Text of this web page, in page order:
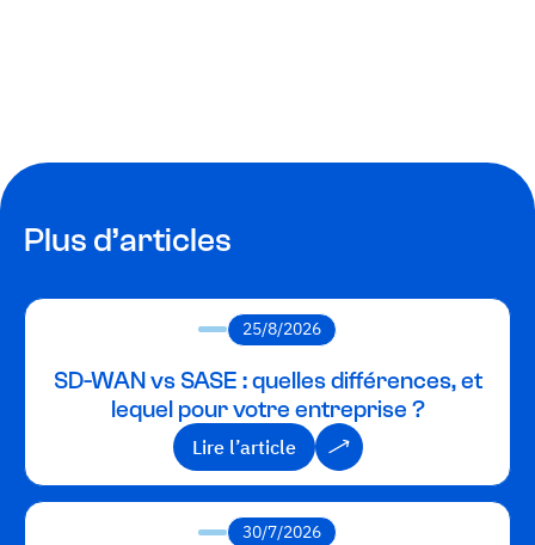
Plus d’articles
25/8/2026
SD-WAN vs SASE : quelles différences, et
lequel pour votre entreprise ?
Lire l’article
Lire l’article
30/7/2026